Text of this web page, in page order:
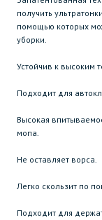
получить
помощью которых
уборки.
Устойчив к высоким
Подходит для
Высокая
мопа.
Не оставляет ворса.
Легко скользит по
Подходит для